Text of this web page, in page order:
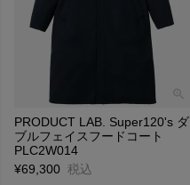
PRODUCT LAB. Super120's ダ
ブルフェイスフードコート
PLC2W014
¥69,300 税込